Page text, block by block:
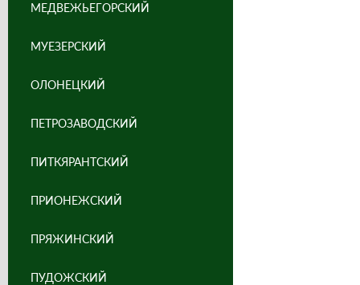
МЕДВЕЖЬЕГОРСКИЙ
МУЕЗЕРСКИЙ
ОЛОНЕЦКИЙ
ПЕТРОЗАВОДСКИЙ
ПИТКЯРАНТСКИЙ
ПРИОНЕЖСКИЙ
ПРЯЖИНСКИЙ
ПУДОЖСКИЙ